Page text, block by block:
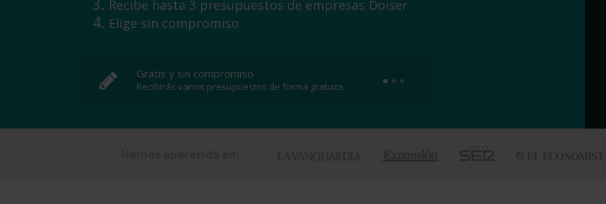
Recibe hasta 3 presupuestos de empresas Doiser
Elige sin compromiso
Gratis y sin compromiso
Recibirás varios presupuestos de forma gratuita